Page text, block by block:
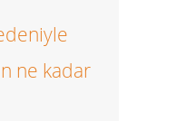
ne kadar